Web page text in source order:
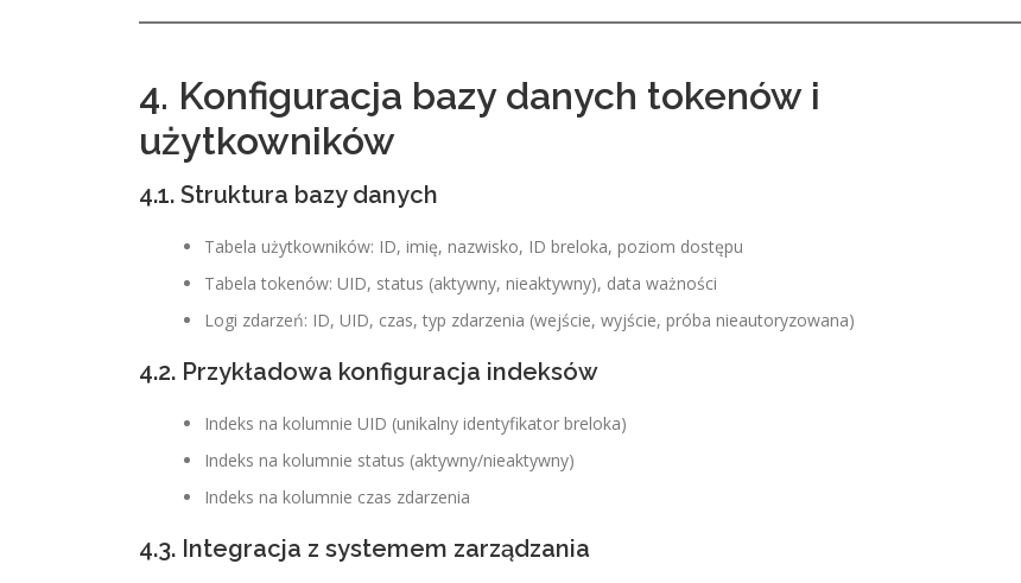
4. Konfiguracja bazy danych tokenów i
użytkowników
4.1. Struktura bazy danych
Tabela użytkowników: ID, imię, nazwisko, ID breloka, poziom dostępu
Tabela tokenów: UID, status (aktywny, nieaktywny), data ważności
Logi zdarzeń: ID, UID, czas, typ zdarzenia (wejście, wyjście, próba nieautoryzowana)
4.2. Przykładowa konfiguracja indeksów
Indeks na kolumnie UID (unikalny identyfikator breloka)
Indeks na kolumnie status (aktywny/nieaktywny)
Indeks na kolumnie czas zdarzenia
4.3. Integracja z systemem zarządzania